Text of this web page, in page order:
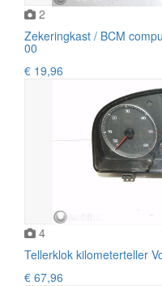
2
Zekeringkast / BCM
00
€ 19,96
4
Tellerklok kilometerteller
€ 67,96